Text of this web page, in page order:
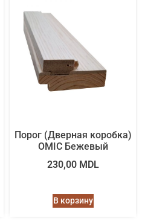
Порог (Дверная коробка)
OMIC Бежевый
230,00 MDL
В корзину